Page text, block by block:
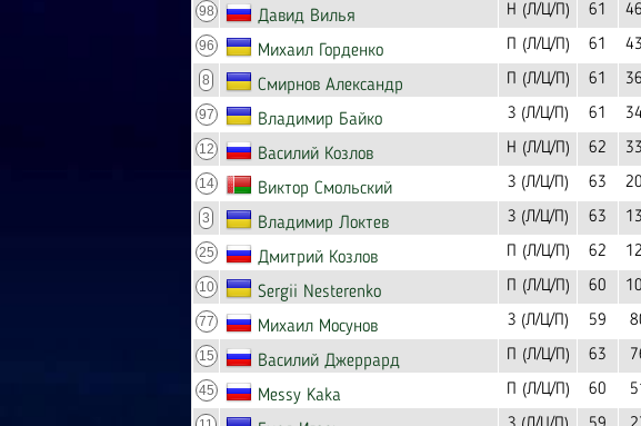
98 Давид Вилья Н (Л/Ц/П) 61
96 Михаил Горденко П (Л/Ц/П) 61
8 Смирнов Александр П (Л/Ц/П) 61
97 Владимир Байко З (Л/Ц/П) 61
12 Василий Козлов Н (Л/Ц/П) 62
14 Виктор Смольский З (Л/Ц/П) 63
3 Владимир Локтев З (Л/Ц/П) 63
25 Дмитрий Козлов П (Л/Ц/П) 62
10 Sergii Nesterenko П (Л/Ц/П) 60
77 Михаил Мосунов З (Л/Ц/П) 59
15 Василий Джеррард П (Л/Ц/П) 63
45 Messy Kaka П (Л/Ц/П) 60